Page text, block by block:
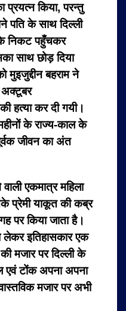
प्रयत्न किया, परन्तु
पति के साथ दिल्ली
निकट पहुँचकर
साथ छोड़ दिया
बहराम ने
अक्टूबर
हत्या कर दी गयी।
के राज्य-काल के
जीवन का अंत
एकमात्र महिला
प्रेमी याकूत की कब्र
पर किया जाता है।
लेकर इतिहासकार एक
मजार पर दिल्ली के
एवं टोंक अपना अपना
मजार पर अभी